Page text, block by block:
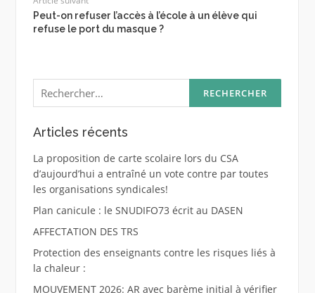
Peut-on refuser l’accès à l’école à un élève qui
refuse le port du masque ?
Rechercher :
Articles récents
La proposition de carte scolaire lors du CSA
d’aujourd’hui a entraîné un vote contre par toutes
les organisations syndicales!
Plan canicule : le SNUDIFO73 écrit au DASEN
AFFECTATION DES TRS
Protection des enseignants contre les risques liés à
la chaleur :
MOUVEMENT 2026: AR avec barème initial à vérifier